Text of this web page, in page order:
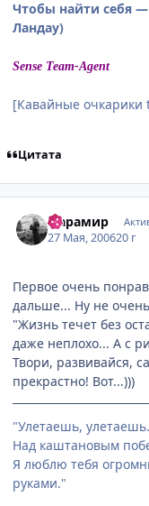
Чтобы найти себя —
Ландау)
Sense Team-Agent
[Кавайные очкарики
Цитата
Фарамир
27 Мая, 200620 г
Первое очень
дальше... Ну не
"Жизнь течет без
даже неплохо... А с
Твори, развивайся,
прекрастно! Вот...)))
"Улетаешь, улетаешь.
Над каштановым
Я люблю тебя
руками."